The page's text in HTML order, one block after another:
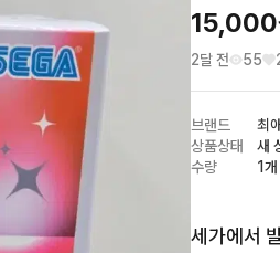
15,000
2달 전 55
브랜드
최
상품상태
새
수량
1개
세가에서